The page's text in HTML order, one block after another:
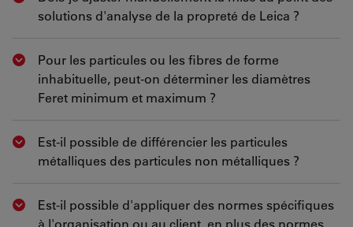
solutions d'analyse de la propreté de Leica ?
Show answer
Pour les particules ou les fibres de forme
inhabituelle, peut-on déterminer les diamètres
Feret minimum et maximum ?
Show answer
Est-il possible de différencier les particules
métalliques des particules non métalliques ?
Show answer
Est-il possible d'appliquer des normes spécifiques
à l'organisation ou au client, en plus des normes